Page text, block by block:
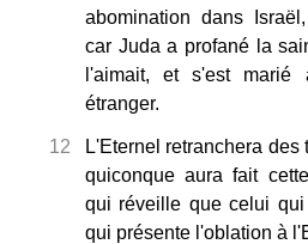
abomination dans
car Juda a profané la
l'aimait, et s'est
étranger.
12
L'Eternel retranchera
quiconque aura fait
qui réveille que celui
qui présente l'oblation à